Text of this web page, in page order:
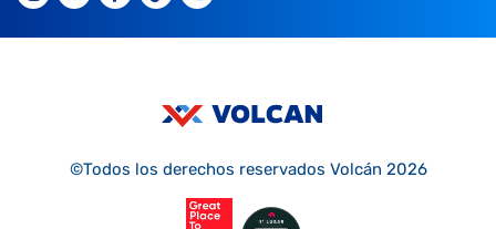
©Todos los derechos reservados Volcán 2026